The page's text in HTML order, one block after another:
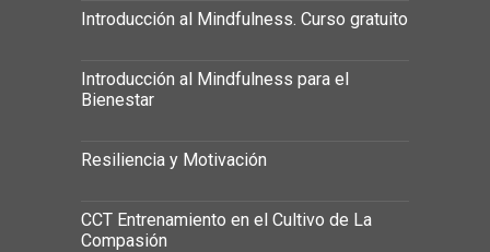
Introducción al Mindfulness. Curso gratuito
Introducción al Mindfulness para el
Bienestar
Resiliencia y Motivación
CCT Entrenamiento en el Cultivo de La
Compasión